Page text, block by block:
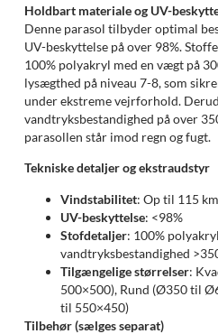
Holdbart materiale og UV-
Denne parasol tilbyder optimal
UV-beskyttelse på over 98%.
100% polyakryl med en vægt på
lysægthed på niveau 7-8, som
under ekstreme vejrforhold.
vandtryksbestandighed på over
parasollen står imod regn og fugt.
Tekniske detaljer og ekstraudstyr
Vindstabilitet: Op til 115
UV-beskyttelse: <98%
Stofdetaljer: 100%
vandtryksbestandighed
Tilgængelige størrelser:
500×500), Rund (Ø350 til
til 550×450)
Tilbehør (sælges separat)